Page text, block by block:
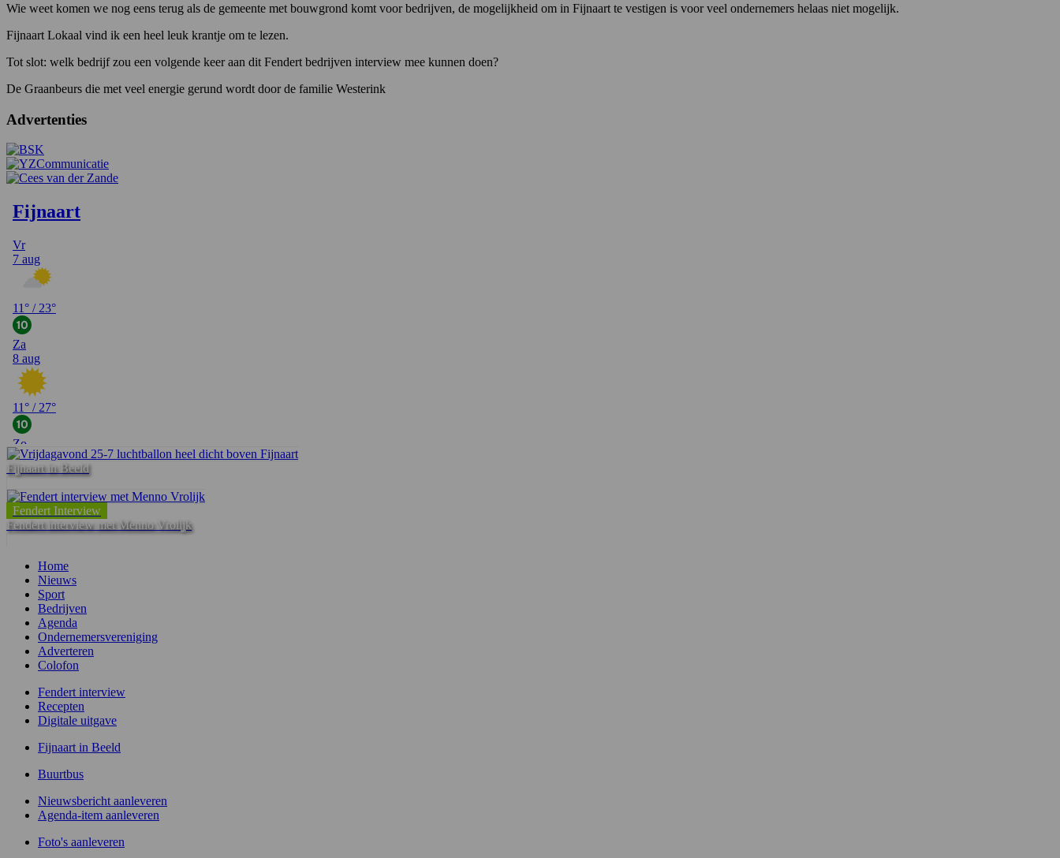
Wie weet komen we nog eens terug als de gemeente met bouwgrond komt voor bedrijven, de mogelijkheid om in Fijnaart te vestigen is voor veel ondernemers helaas niet mogelijk.
Fijnaart Lokaal vind ik een heel leuk krantje om te lezen.
Tot slot: welk bedrijf zou een volgende keer aan dit Fendert bedrijven interview mee kunnen doen?
De Graanbeurs die met veel energie gerund wordt door de familie Westerink
Advertenties
Fijnaart in Beeld
Fendert Interview
Fendert interview met Menno Vrolijk
Home
Nieuws
Sport
Bedrijven
Agenda
Ondernemersvereniging
Adverteren
Colofon
Fendert interview
Recepten
Digitale uitgave
Fijnaart in Beeld
Buurtbus
Nieuwsbericht aanleveren
Agenda-item aanleveren
Foto's aanleveren